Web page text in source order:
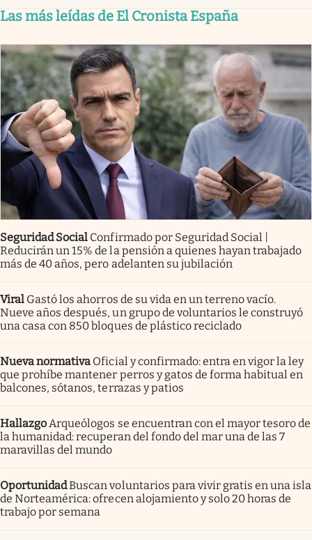
Las más leídas de El Cronista España
Seguridad Social Confirmado por Seguridad Social |
Reducirán un 15% de la pensión a quienes hayan trabajado
más de 40 años, pero adelanten su jubilación
Viral Gastó los ahorros de su vida en un terreno vacío.
Nueve años después, un grupo de voluntarios le construyó
una casa con 850 bloques de plástico reciclado
Nueva normativa Oficial y confirmado: entra en vigor la ley
que prohíbe mantener perros y gatos de forma habitual en
balcones, sótanos, terrazas y patios
Hallazgo Arqueólogos se encuentran con el mayor tesoro de
la humanidad: recuperan del fondo del mar una de las 7
maravillas del mundo
OportunidadBuscan voluntarios para vivir gratis en una isla
de Norteamérica: ofrecen alojamiento y solo 20 horas de
trabajo por semana